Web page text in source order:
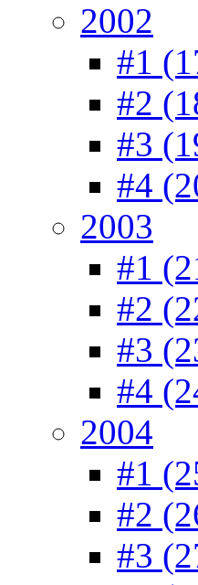
2002
#1
#2
#3
#4
2003
#1
#2
#3
#4
2004
#1
#2
#3